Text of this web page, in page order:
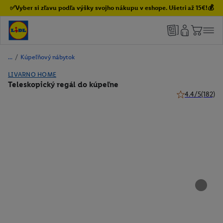
✅Vyber si zľavu podľa výšky svojho nákupu v eshope. Ušetri až 15€!💰
/ Kúpeľňový nábytok
LIVARNO HOME
Teleskopický regál do kúpeľne
4.4/5(182)